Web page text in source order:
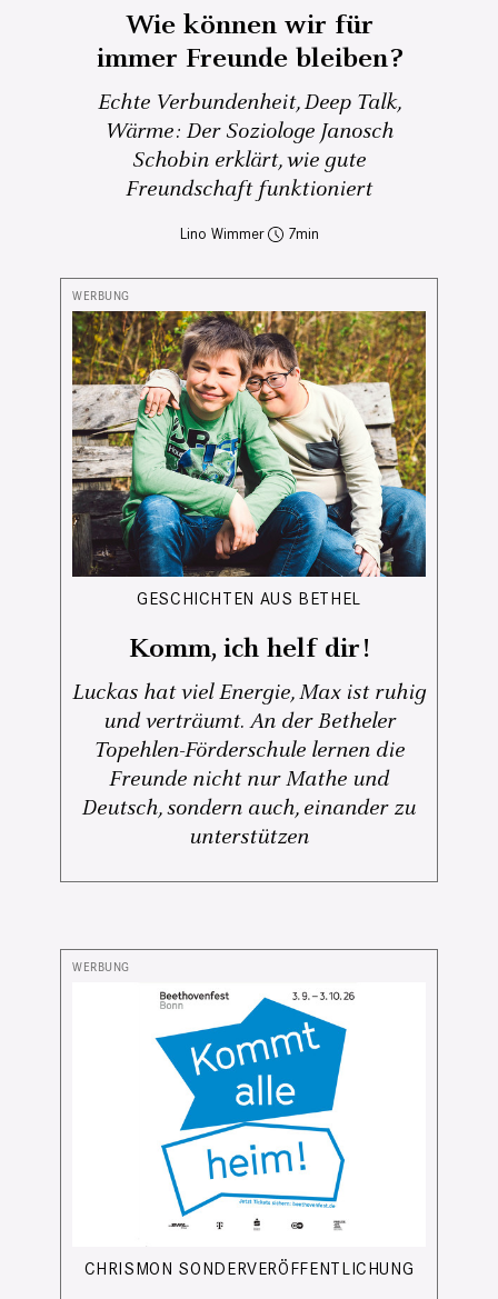
Wie können wir für
immer Freunde bleiben?
Echte Verbundenheit, Deep Talk,
Wärme: Der Soziologe Janosch
Schobin erklärt, wie gute
Freundschaft funktioniert
Lino Wimmer 7
GESCHICHTEN AUS BETHEL
Komm, ich helf dir!
Luckas hat viel Energie, Max ist ruhig
und verträumt. An der Betheler
Topehlen-Förderschule lernen die
Freunde nicht nur Mathe und
Deutsch, sondern auch, einander zu
unterstützen
CHRISMON SONDERVERÖFFENTLICHUNG